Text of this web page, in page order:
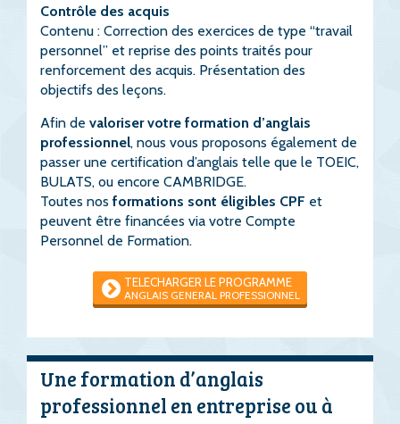
Contrôle des acquis
Contenu : Correction des exercices de type “travail
personnel” et reprise des points traités pour
renforcement des acquis. Présentation des
objectifs des leçons.
Afin de valoriser votre formation d’anglais
professionnel, nous vous proposons également de
passer une certification d’anglais telle que le TOEIC,
BULATS, ou encore CAMBRIDGE.
Toutes nos formations sont éligibles CPF et
peuvent être financées via votre Compte
Personnel de Formation.
TELECHARGER LE PROGRAMME
ANGLAIS GENERAL PROFESSIONNEL
Une formation d’anglais
professionnel en entreprise ou à